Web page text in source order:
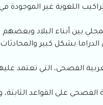
اللغوية غير الموجودة في
بين أبناء البلاد وبعضهم
بشكل كبير والمحادثات
الفصحى، التي تعتمد
على القواعد